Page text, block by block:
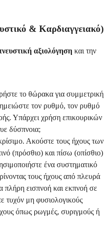
& Καρδιαγγειακό)
αξιολόγηση και την
το θώρακα για συμμετρική
τον ρυθμό, τον ρυθμό
Υπάρχει χρήση επικουρικών
δύσπνοια;
Ακούστε τους ήχους των
(πρόσθιο) και πίσω (οπίσθιο)
ένα συστηματικό
τους ήχους από πλευρά
πλήρη εισπνοή και εκπνοή σε
τυχόν μη φυσιολογικούς
όπως ρωγμές, συριγμούς ή